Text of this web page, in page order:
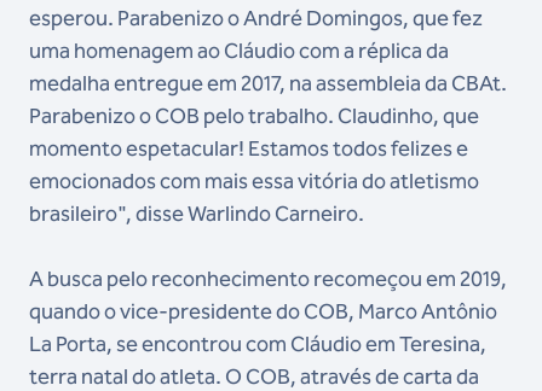
esperou. Parabenizo o André Domingos, que fez
uma homenagem ao Cláudio com a réplica da
medalha entregue em 2017, na assembleia da CBAt.
Parabenizo o COB pelo trabalho. Claudinho, que
momento espetacular! Estamos todos felizes e
emocionados com mais essa vitória do atletismo
brasileiro", disse Warlindo Carneiro.
A busca pelo reconhecimento recomeçou em 2019,
quando o vice-presidente do COB, Marco Antônio
La Porta, se encontrou com Cláudio em Teresina,
terra natal do atleta. O COB, através de carta da